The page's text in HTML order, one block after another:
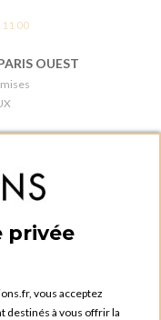
11 00
OUEST
5E
privée
vous acceptez
destinés à vous offrir la